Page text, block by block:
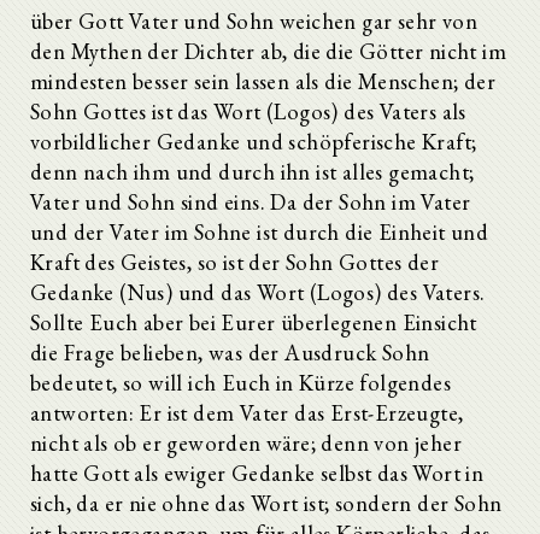
über Gott Vater und Sohn weichen gar sehr von
den Mythen der Dichter ab, die die Götter nicht im
mindesten besser sein lassen als die Menschen; der
Sohn Gottes ist das Wort (Logos) des Vaters als
vorbildlicher Gedanke und schöpferische Kraft;
denn nach ihm und durch ihn ist alles gemacht;
Vater und Sohn sind eins. Da der Sohn im Vater
und der Vater im Sohne ist durch die Einheit und
Kraft des Geistes, so ist der Sohn Gottes der
Gedanke (Nus) und das Wort (Logos) des Vaters.
Sollte Euch aber bei Eurer überlegenen Einsicht
die Frage belieben, was der Ausdruck Sohn
bedeutet, so will ich Euch in Kürze folgendes
antworten: Er ist dem Vater das Erst-Erzeugte,
nicht als ob er geworden wäre; denn von jeher
hatte Gott als ewiger Gedanke selbst das Wort in
sich, da er nie ohne das Wort ist; sondern der Sohn